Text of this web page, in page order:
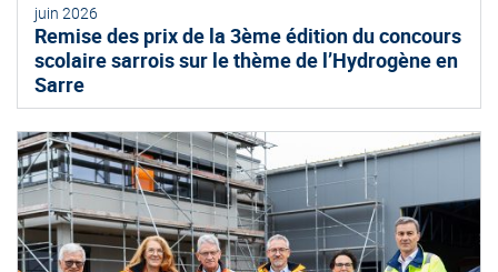
juin 2026
Remise des prix de la 3ème édition du concours
scolaire sarrois sur le thème de l’Hydrogène en
Sarre